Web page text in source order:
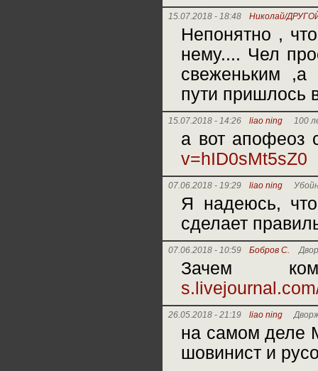
15.07.2018 - 18:48 Николай/
Непонятно ,
нему.... Чел
свеженьким ,а
пути пришлось
15.07.2018 - 14:26 liao ning 100
а вот апофеоз
v=hID0sMt5sZ0
07.06.2018 - 19:29 liao ning
Я надеюсь,
сделает
07.06.2018 - 10:59 Бобров С.
Зачем
26.05.2018 - 21:19 liao ning
на самом деле
шовинист и